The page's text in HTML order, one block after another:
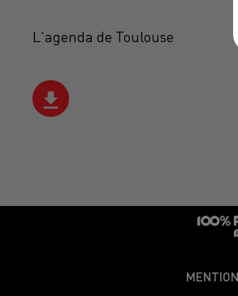
L'agenda de Toulouse